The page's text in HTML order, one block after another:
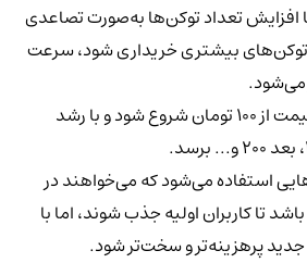
افزایش تعداد توکن‌ها به‌صورت تصاعدی
بیشتری خریداری شود، سرعت
برای مثال، ممکن است قیمت از ۱۰۰ تومان شروع شود و با رشد
استفاده می‌شود که می‌خواهند در
تا کاربران اولیه جذب شوند، اما با
جدید پرهزینه‌تر و سخت‌تر شود.